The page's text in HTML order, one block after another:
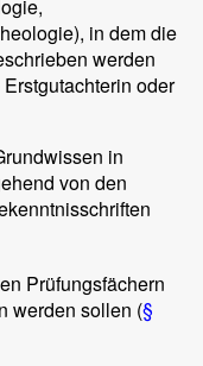
in dem die
werden
oder
in
von den
Prüfungsfächern
werden sollen (§